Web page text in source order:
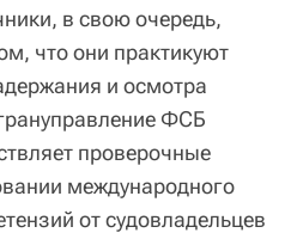
в свою очередь,
что они практикуют
и осмотра
ФСБ
проверочные
международного
от судовладельцев